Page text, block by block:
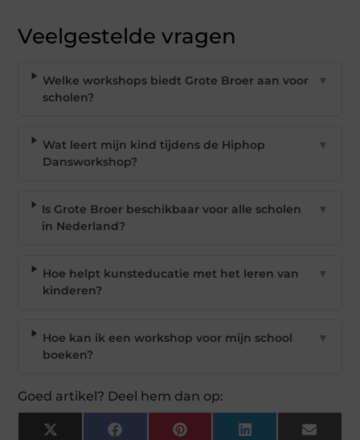
Veelgestelde vragen
Welke workshops biedt Grote Broer aan voor
scholen?
▼
Wat leert mijn kind tijdens de Hiphop
Dansworkshop?
▼
Is Grote Broer beschikbaar voor alle scholen
in Nederland?
▼
Hoe helpt kunsteducatie met het leren van
kinderen?
▼
Hoe kan ik een workshop voor mijn school
boeken?
▼
Goed artikel? Deel hem dan op:
X Facebook Pinterest LinkedIn Email